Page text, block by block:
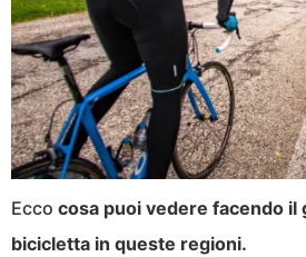
Ecco cosa puoi vedere facendo il
bicicletta in queste regioni.